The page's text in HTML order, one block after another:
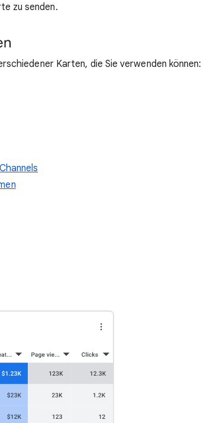
zu senden.
Karten, die Sie verwenden können: